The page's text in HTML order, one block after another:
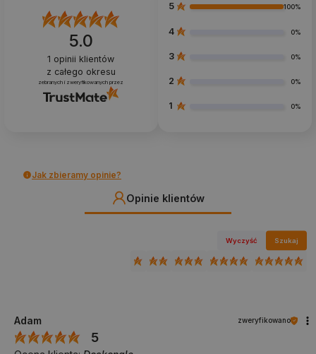
5.0
1 opinii klientów
z całego okresu
zebranych i zweryfikowanych przez
5 100%
4 0%
3 0%
2 0%
1 0%
Jak zbieramy opinie?
Opinie klientów
Wyczyść Szukaj
Adam zweryfikowano
5